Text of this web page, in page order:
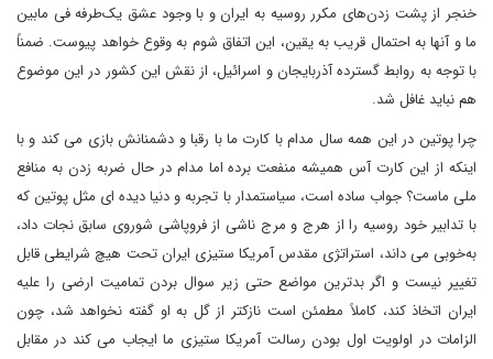
خنجر از پشت زدن‌های مکرر روسیه به ایران و با وجود عشق یک‌طرفه فی مابین
ما و آنها به احتمال قریب به یقین، این اتفاق شوم به وقوع خواهد پیوست. ضمناً
با توجه به روابط گسترده آذربایجان و اسرائیل، از نقش این کشور در این موضوع
هم نباید غافل شد.
چرا پوتین در این همه سال مدام با کارت ما با رقبا و دشمنانش بازی می کند و با
اینکه از این کارت آس همیشه منفعت برده اما مدام در حال ضربه زدن به منافع
ملی ماست؟ جواب ساده است، سیاستمدار با تجربه و دنیا دیده ای مثل پوتین که
با تدابیر خود روسیه را از هرج و مرج ناشی از فروپاشی شوروی سابق نجات داد،
به‌خوبی می داند، استراتژی مقدس آمریکا ستیزی ایران تحت هیچ شرایطی قابل
تغییر نیست و اگر بدترین مواضع حتی زیر سوال بردن تمامیت ارضی را علیه
ایران اتخاذ کند، کاملاً مطمئن است نازکتر از گل به او گفته نخواهد شد، چون
الزامات در اولویت اول بودن رسالت آمریکا ستیزی ما ایجاب می کند در مقابل